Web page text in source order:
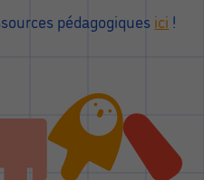
pédagogiques ici !